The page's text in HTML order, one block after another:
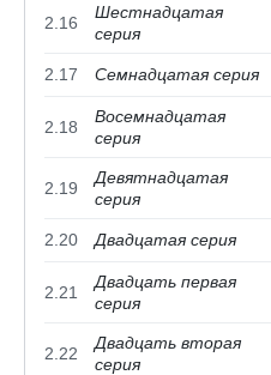
2.16
Шестнадцатая
серия
2.17 Семнадцатая серия
2.18
Восемнадцатая
серия
2.19
Девятнадцатая
серия
2.20 Двадцатая серия
2.21
Двадцать первая
серия
2.22
Двадцать вторая
серия